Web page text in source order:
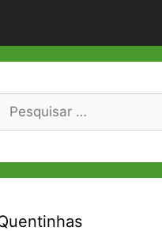
Pesquisar